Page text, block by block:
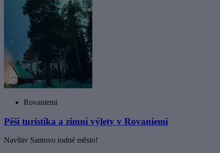
Rovaniemi
Pěší turistika a zimní výlety v Rovaniemi
Navštiv Santovo rodné město!